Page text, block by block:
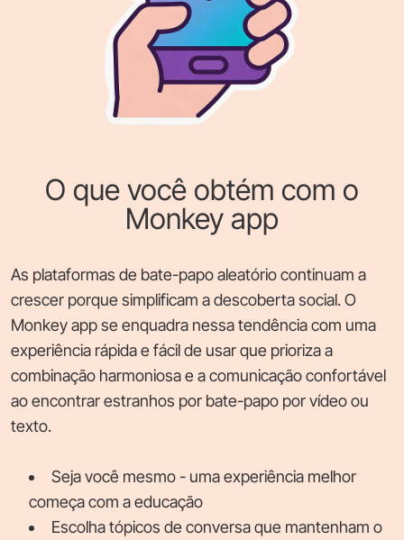
O que você obtém com o
Monkey app
As plataformas de bate-papo aleatório continuam a
crescer porque simplificam a descoberta social. O
Monkey app se enquadra nessa tendência com uma
experiência rápida e fácil de usar que prioriza a
combinação harmoniosa e a comunicação confortável
ao encontrar estranhos por bate-papo por vídeo ou
texto.
Seja você mesmo - uma experiência melhor
começa com a educação
Escolha tópicos de conversa que mantenham o